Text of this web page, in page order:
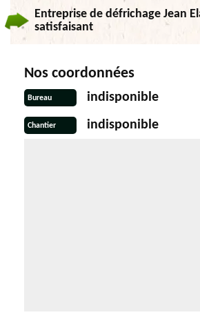
Entreprise de défrichage Jean
satisfaisant
Nos coordonnées
Bureau indisponible
Chantier indisponible